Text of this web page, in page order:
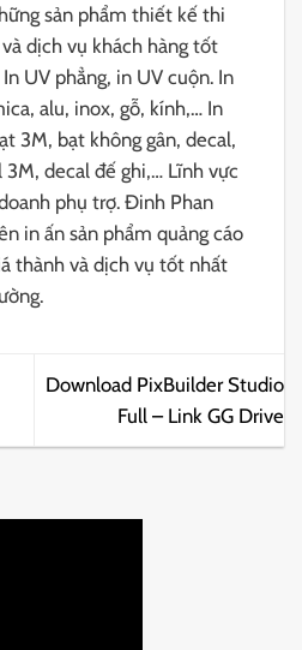
sản phẩm thiết kế thi
dịch vụ khách hàng tốt
UV phẳng, in UV cuộn. In
alu, inox, gỗ, kính,… In
3M, bạt không gân, decal,
3M, decal đế ghi,… Lĩnh vực
phụ trợ. Đinh Phan
in ấn sản phẩm quảng cáo
thành và dịch vụ tốt nhất
Download PixBuilder Studio
Full – Link GG Drive